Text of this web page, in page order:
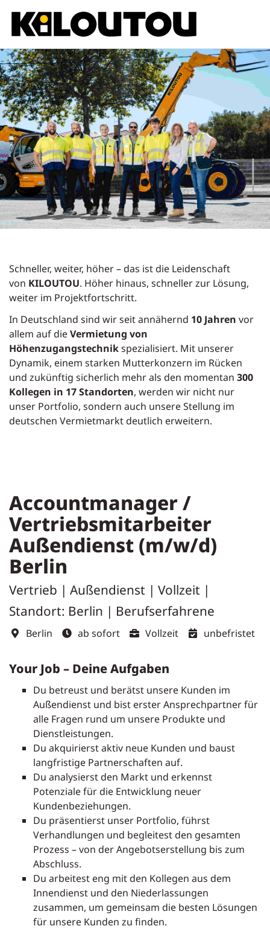
Accountmanager /
Vertriebsmitarbeiter
Außendienst (m/w/d)
Berlin
Vertrieb | Außendienst | Vollzeit |
Standort: Berlin | Berufserfahrene
Berlin ab sofort Vollzeit unbefristet
Schneller, weiter, höher – das ist die Leidenschaft
von KILOUTOU. Höher hinaus, schneller zur Lösung,
weiter im Projektfortschritt.
In Deutschland sind wir seit annähernd 10 Jahren vor
allem auf dieVermietung von
Höhenzugangstechnikspezialisiert. Mit unserer
Dynamik, einem starken Mutterkonzern im Rücken
und zukünftig sicherlich mehr als den momentan 300
Kollegen in 17 Standorten, werden wir nicht nur
unser Portfolio, sondern auch unsere Stellung im
deutschen Vermietmarkt deutlich erweitern.
Your Job – Deine Aufgaben
Du betreust und berätst unsere Kunden im
Außendienst und bist erster Ansprechpartner für
alle Fragen rund um unsere Produkte und
Dienstleistungen.
Du akquirierst aktiv neue Kunden und baust
langfristige Partnerschaften auf.
Du analysierst den Markt und erkennst
Potenziale für die Entwicklung neuer
Kundenbeziehungen.
Du präsentierst unser Portfolio, führst
Verhandlungen und begleitest den gesamten
Prozess – von der Angebotserstellung bis zum
Abschluss.
Du arbeitest eng mit den Kollegen aus dem
Innendienst und den Niederlassungen
zusammen, um gemeinsam die besten Lösungen
für unsere Kunden zu finden.